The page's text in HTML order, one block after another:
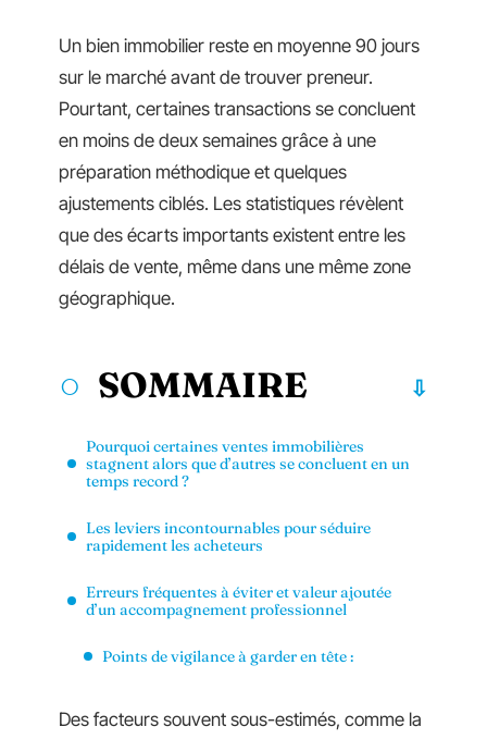
Un bien immobilier reste en moyenne 90 jours
sur le marché avant de trouver preneur.
Pourtant, certaines transactions se concluent
en moins de deux semaines grâce à une
préparation méthodique et quelques
ajustements ciblés. Les statistiques révèlent
que des écarts importants existent entre les
délais de vente, même dans une même zone
géographique.
SOMMAIRE
Pourquoi certaines ventes immobilières
stagnent alors que d’autres se concluent en un
temps record ?
Les leviers incontournables pour séduire
rapidement les acheteurs
Erreurs fréquentes à éviter et valeur ajoutée
d’un accompagnement professionnel
Points de vigilance à garder en tête :
Des facteurs souvent sous-estimés, comme la